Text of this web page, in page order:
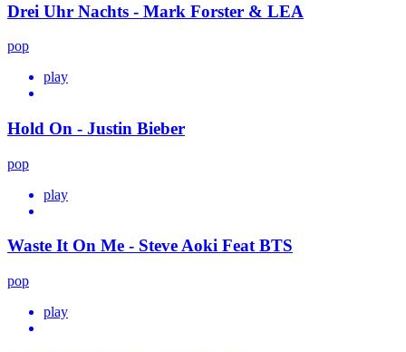
Drei Uhr Nachts - Mark Forster & LEA
pop
play
Hold On - Justin Bieber
pop
play
Waste It On Me - Steve Aoki Feat BTS
pop
play